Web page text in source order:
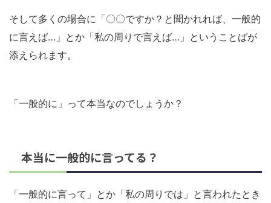
そして多くの場合に「〇〇ですか？と聞かれれば、一般的
に言えば…」とか「私の周りで言えば…」ということばが
添えられます。
「一般的に」って本当なのでしょうか？
本当に一般的に言ってる？
「一般的に言って」とか「私の周りでは」と言われたとき